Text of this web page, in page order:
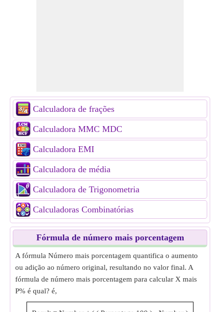
Calculadora de frações
Calculadora MMC MDC
Calculadora EMI
Calculadora de média
Calculadora de Trigonometria
Calculadoras Combinatórias
Fórmula de número mais porcentagem
A fórmula Número mais porcentagem quantifica o aumento
ou adição ao número original, resultando no valor final. A
fórmula de número mais porcentagem para calcular X mais
P% é qual? é,